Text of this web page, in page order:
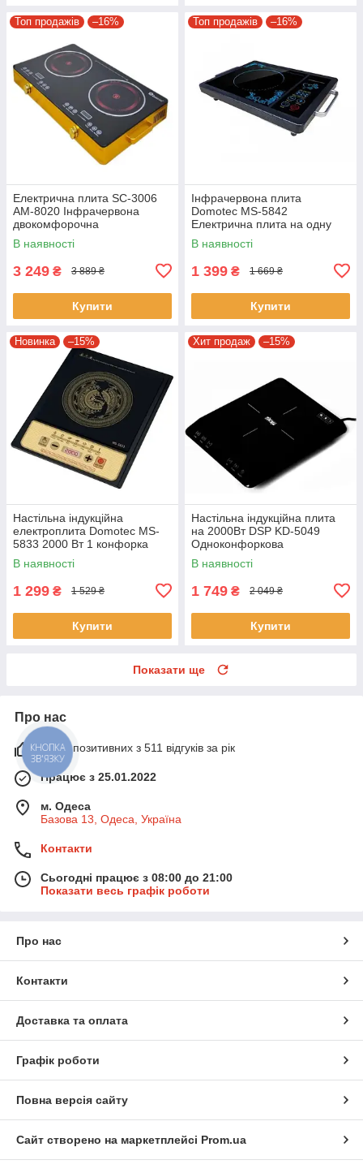
Топ продажів –16%
Електрична плита SC-3006
AM-8020 Інфрачервона
двокомфорочна
електроплита Silver Crest
В наявності
3 249 ₴ 3 889 ₴
Купити
Топ продажів –16%
Інфрачервона плита
Domotec MS-5842
Електрична плита на одну
комфорку
В наявності
1 399 ₴ 1 669 ₴
Купити
Новинка –15%
Настільна індукційна
електроплита Domotec MS-
5833 2000 Вт 1 конфорка
В наявності
1 299 ₴ 1 529 ₴
Купити
Хит продаж –15%
Настільна індукційна плита
на 2000Вт DSP KD-5049
Одноконфоркова
електроплита з
автовимкненням Чорна
В наявності
1 749 ₴ 2 049 ₴
Купити
Показати ще
Про нас
100% позитивних з 511 відгуків за рік
Працює з 25.01.2022
м. Одеса
Базова 13, Одеса, Україна
Контакти
Сьогодні працює з 08:00 до 21:00
Показати весь графік роботи
Про нас
Контакти
Доставка та оплата
Графік роботи
Повна версія сайту
Сайт створено на маркетплейсі Prom.ua
КНОПКА
ЗВ'ЯЗКУ